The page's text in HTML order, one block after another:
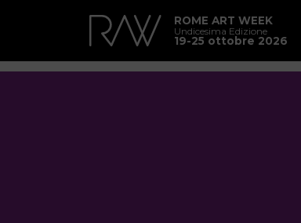
ROME ART WEEK
Undicesima Edizione
19-25 ottobre 2026